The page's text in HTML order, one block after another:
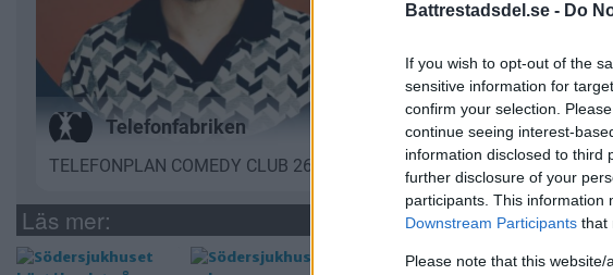
Battrestadsdel.se - Do
If you wish to opt-out of the
sensitive information for
confirm your selection.
continue seeing interest-
information disclosed to third
further disclosure of your
participants. This information
Downstream Participants that
Please note that this
Läs mer: